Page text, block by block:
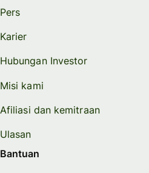
Pers
Karier
Hubungan Investor
Misi kami
Afiliasi dan kemitraan
Ulasan
Bantuan